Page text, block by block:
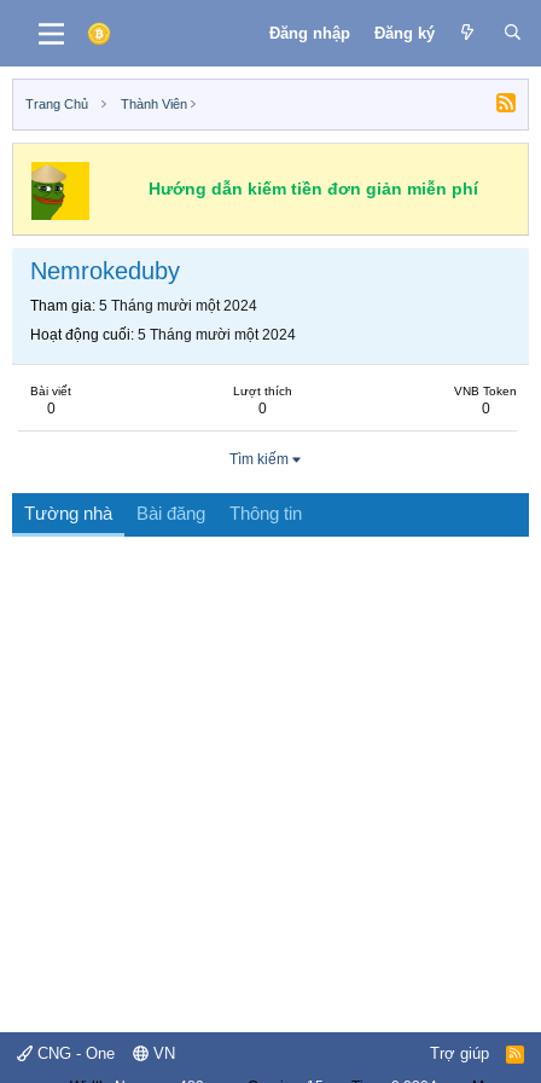
Đăng nhập Đăng ký
Trang Chủ Thành Viên
Hướng dẫn kiếm tiền đơn giản miễn phí
Nemrokeduby
Tham gia 5 Tháng mười một 2024
Hoạt động cuối 5 Tháng mười một 2024
Bài viết
0
Lượt thích
0
VNB Token
0
Tìm kiếm
Tường nhà Bài đăng Thông tin
CNG - One VN Trợ giúp
R